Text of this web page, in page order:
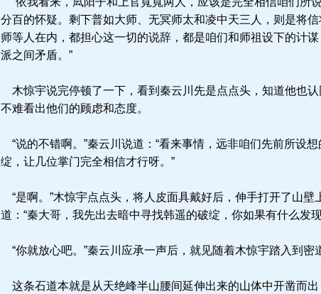
分百的怀疑。剩下普如大师、无冥师太和凌中天三人，则是
师等人在内，都担心这一切的说辞，都是咱们和师祖设下的计
派之间矛盾。”
木惊宇说完停顿了一下，看到秦云川先是点点头，知道他也
不难看出他们的顾虑和态度。
“说的不错啊。”秦云川说道：“看来事情，远非咱们先前所设
绽，让几位掌门完全相信才行呀。”
“是啊。”木惊宇点点头，将人皮面具戴好后，伸手打开了山
道：“秦大哥，我先出去暗中寻找韩遥的破绽，你如果有什么发
“你就放心吧。”秦云川应承一声后，就见随着木惊宇踏入到密
这条石道本就是从天绝峰半山腰间延伸出来的山体中开凿而